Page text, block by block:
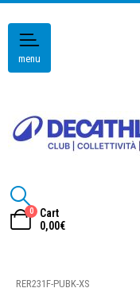
menu
0
Cart
0,00€
RER231F-PUBK-XS